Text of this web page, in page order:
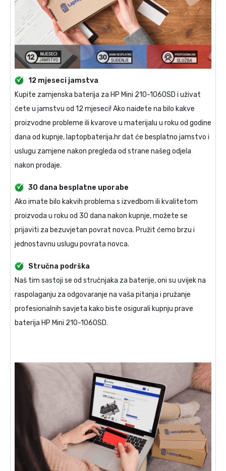
12 mjeseci jamstva
Kupite zamjenska baterija za HP Mini 210-1060SD i uživat
ćete u jamstvu od 12 mjeseci! Ako naiđete na bilo kakve
proizvodne probleme ili kvarove u materijalu u roku od godine
dana od kupnje, laptopbaterija.hr dat će besplatno jamstvo i
uslugu zamjene nakon pregleda od strane našeg odjela
nakon prodaje.
30 dana besplatne uporabe
Ako imate bilo kakvih problema s izvedbom ili kvalitetom
proizvoda u roku od 30 dana nakon kupnje, možete se
prijaviti za bezuvjetan povrat novca. Pružit ćemo brzu i
jednostavnu uslugu povrata novca.
Stručna podrška
Naš tim sastoji se od stručnjaka za baterije, oni su uvijek na
raspolaganju za odgovaranje na vaša pitanja i pružanje
profesionalnih savjeta kako biste osigurali kupnju prave
baterija HP Mini 210-1060SD.